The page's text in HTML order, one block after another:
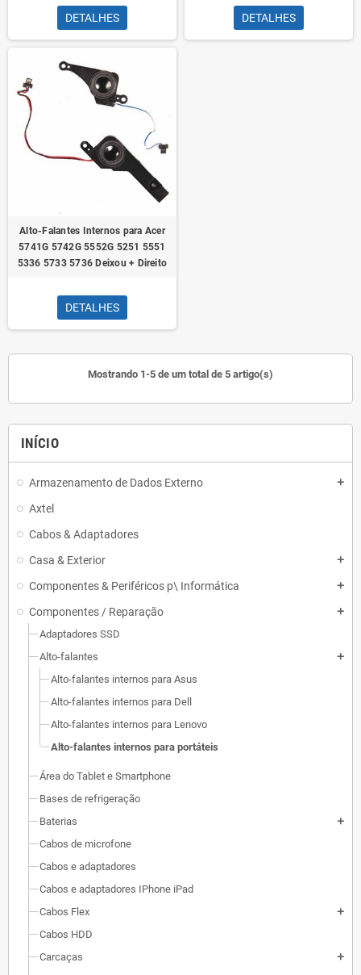
INÍCIO
Armazenamento de Dados Externo add
Axtel
Cabos & Adaptadores
Casa & Exterior
add
Componentes & Periféricos p\ Informática add
Componentes / Reparação add
Adaptadores SSD
Alto-falantes
add
Alto-falantes internos para Asus
Alto-falantes internos para Dell
Alto-falantes internos para Lenovo
Alto-falantes internos para portáteis
Área do Tablet e Smartphone
Bases de refrigeração
Baterias
add
Cabos de microfone
Cabos e adaptadores
Cabos e adaptadores IPhone iPad
Cabos Flex
add
Cabos HDD
Carcaças
add
DETALHES DETALHES
Alto-Falantes Internos para Acer
5741G 5742G 5552G 5251 5551
5336 5733 5736 Deixou + Direito
DETALHES
Mostrando 1-5 de um total de 5 artigo(s)